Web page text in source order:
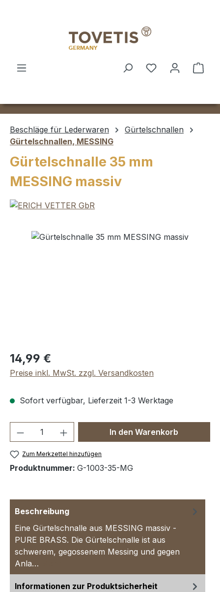
Beschläge für Lederwaren
Gürtelschnallen
Gürtelschnallen, MESSING
Gürtelschnalle 35 mm
MESSING massiv
Bildergalerie überspringen
Regulärer Preis:
14,99 €
Preise inkl. MwSt. zzgl. Versandkosten
Sofort verfügbar, Lieferzeit 1-3 Werktage
Produkt Anzahl: Gib denIn den Warenkorb
Zum Merkzettel hinzufügen
Produktnummer: G-1003-35-MG
Beschreibung
Eine Gürtelschnalle aus MESSING massiv -
PURE BRASS. Die Gürtelschnalle ist aus
schwerem, gegossenem Messing und gegen
Anla…
Informationen zur Produktsicherheit